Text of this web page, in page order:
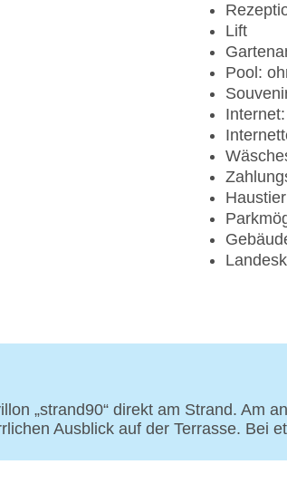
Lift
Pool:
„strand90“ direkt am Strand. Am
Ausblick auf der Terrasse. Bei